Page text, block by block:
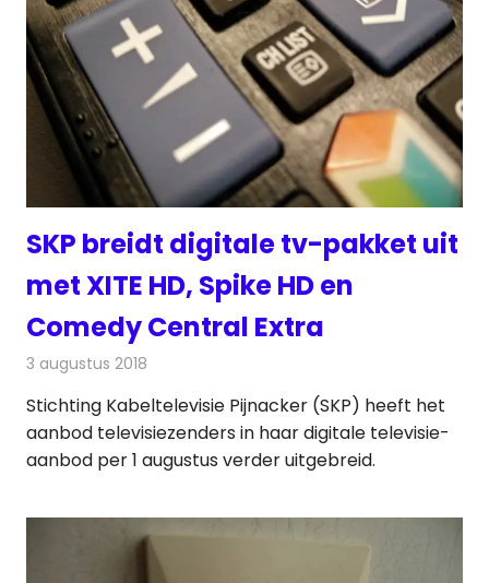
SKP breidt digitale tv-pakket uit
met XITE HD, Spike HD en
Comedy Central Extra
3 augustus 2018
Stichting Kabeltelevisie Pijnacker (SKP) heeft het
aanbod televisiezenders in haar digitale televisie-
aanbod per 1 augustus verder uitgebreid.